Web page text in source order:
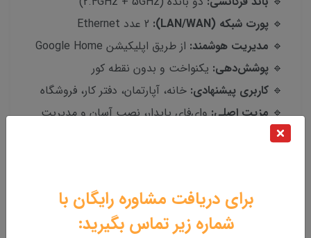
برای دریافت مشاوره رایگان با
شماره زیر تماس بگیرید:
🔹 پورت شبکه (LAN/WAN):
🔹 مدیریت هوشمند: از طریق اپلیکیشن Google Home
🔹 پوشش‌دهی: یکنواخت و بدون نقطه کور
🔹 کاربری پیشنهادی: خانه، آپارتمان، دفتر کار، فروشگاه
🔹مزیت اصلی:وای‌فای پایدار، نصب آسان و مدیریت
هوشمند
محصولات مرتبط